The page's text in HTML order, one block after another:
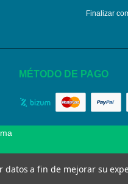
Finalizar
MÉTODO DE PAGO
datos a fin de mejorar su